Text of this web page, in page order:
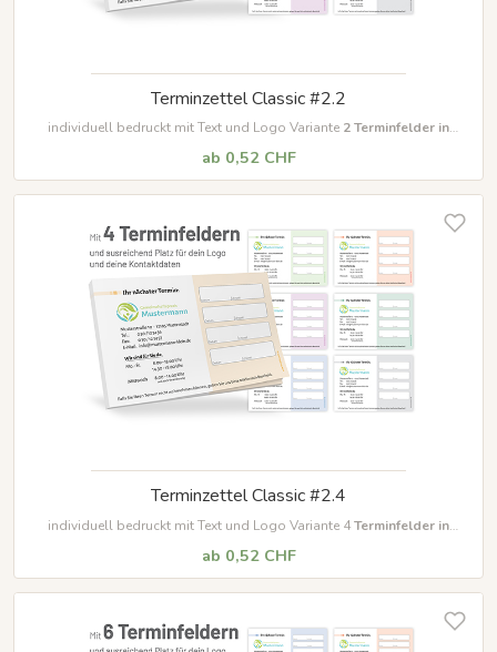
Terminzettel Classic #2.2
individuell bedruckt mit Text und Logo Variante 2Terminfelder in
ab 0,52 CHF
Terminzettel Classic #2.4
individuell bedruckt mit Text und Logo Variante 4Terminfelder in
ab 0,52 CHF